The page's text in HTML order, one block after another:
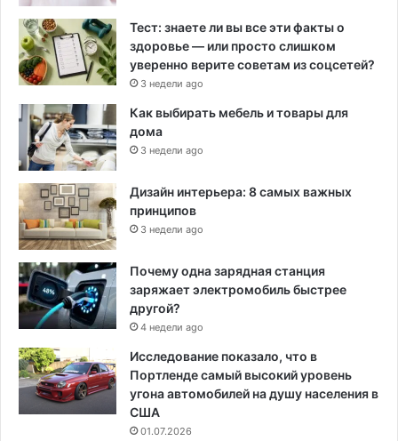
Тест: знаете ли вы все эти факты о
здоровье — или просто слишком
уверенно верите советам из соцсетей?
3 недели ago
Как выбирать мебель и товары для
дома
3 недели ago
Дизайн интерьера: 8 самых важных
принципов
3 недели ago
Почему одна зарядная станция
заряжает электромобиль быстрее
другой?
4 недели ago
Исследование показало, что в
Портленде самый высокий уровень
угона автомобилей на душу населения в
США
01.07.2026